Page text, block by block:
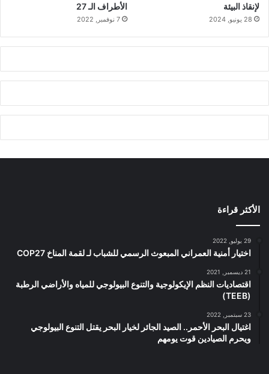
لإنقاذ البيئة
28 يونيو, 2024
الأطراف الـ 27
7 نوفمبر, 2022
الأكثر قراءة
29 يوليو, 2022
اختيار أمنية العمراني المبعوث الرسمي للشباب لـ لقمة المناخ COP27
21 ديسمبر, 2021
اقتصاديات النظم الإيكولوجية والتنوع البيولوجي للمياه والأراضي الرطبة
(TEEB)
23 سبتمبر, 2022
اغتيال البحر الأحمر.. الصيد الجائر لخيار البحر يقتل التنوع البيولوجي
ويحرم الصيادين قوت يومهم